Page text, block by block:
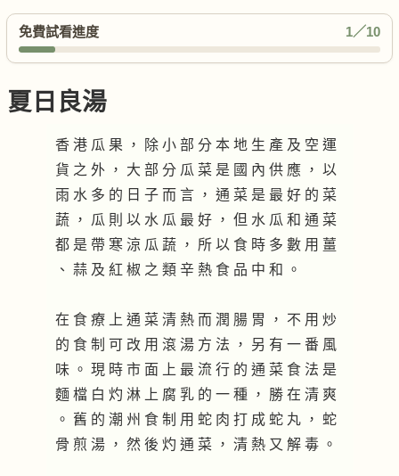
免費試看進度 1／10
夏日良湯
香 港 瓜 果 ， 除 小 部 分 本 地 生 產 及 空 運
貨 之 外 ， 大 部 分 瓜 菜 是 國 內 供 應 ， 以
雨 水 多 的 日 子 而 言 ， 通 菜 是 最 好 的 菜
蔬 ， 瓜 則 以 水 瓜 最 好 ， 但 水 瓜 和 通 菜
都 是 帶 寒 涼 瓜 蔬 ， 所 以 食 時 多 數 用 薑
、 蒜 及 紅 椒 之 類 辛 熱 食 品 中 和 。
在 食 療 上 通 菜 清 熱 而 潤 腸 胃 ， 不 用 炒
的 食 制 可 改 用 滾 湯 方 法 ， 另 有 一 番 風
味 。 現 時 市 面 上 最 流 行 的 通 菜 食 法 是
麵 檔 白 灼 淋 上 腐 乳 的 一 種 ， 勝 在 清 爽
。 舊 的 潮 州 食 制 用 蛇 肉 打 成 蛇 丸 ， 蛇
骨 煎 湯 ， 然 後 灼 通 菜 ， 清 熱 又 解 毒 。